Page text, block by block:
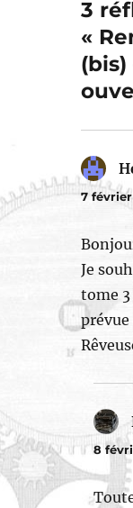
3
«
(bis)
7 février
Je
tome
8